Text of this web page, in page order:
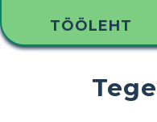
TÖÖLEHT